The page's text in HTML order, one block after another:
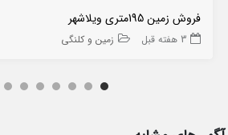
فروش زمین 195متری ویلاشهر
3 هفته قبل زمین و کلنگی